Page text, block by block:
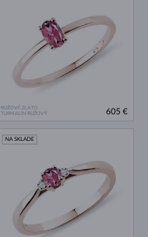
RUŽOVÉ ZLATO
TURMALÍN RUŽOVÝ
605 €
NA SKLADE